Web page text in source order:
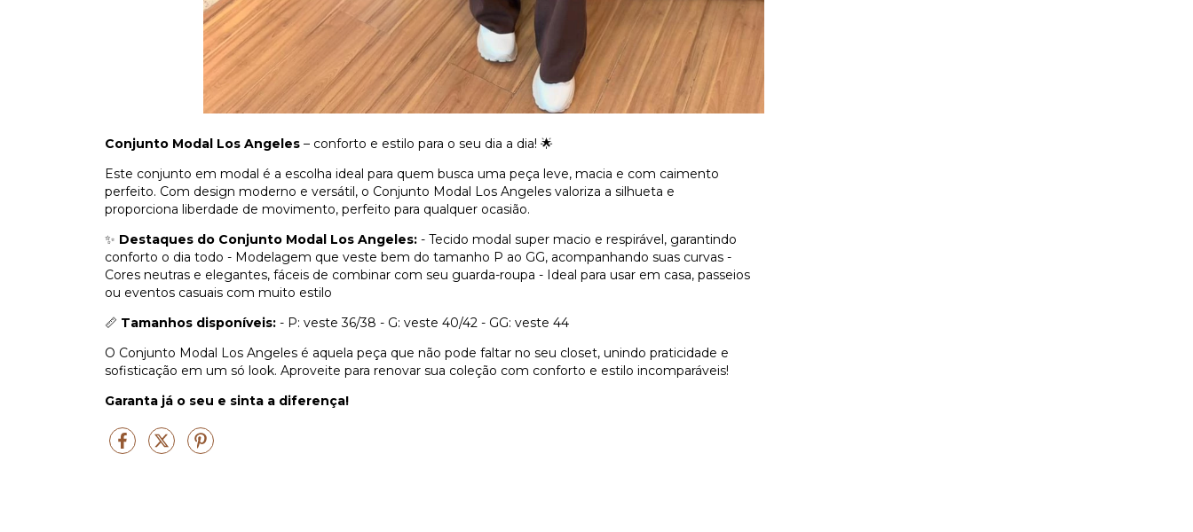
Conjunto Modal Los Angeles – conforto e estilo para o seu dia a dia! 🌟
Este conjunto em modal é a escolha ideal para quem busca uma peça leve, macia e com caimento
perfeito. Com design moderno e versátil, o Conjunto Modal Los Angeles valoriza a silhueta e
proporciona liberdade de movimento, perfeito para qualquer ocasião.
✨ Destaques do Conjunto Modal Los Angeles: - Tecido modal super macio e respirável, garantindo
conforto o dia todo - Modelagem que veste bem do tamanho P ao GG, acompanhando suas curvas -
Cores neutras e elegantes, fáceis de combinar com seu guarda-roupa - Ideal para usar em casa, passeios
ou eventos casuais com muito estilo
📏 Tamanhos disponíveis: - P: veste 36/38 - G: veste 40/42 - GG: veste 44
O Conjunto Modal Los Angeles é aquela peça que não pode faltar no seu closet, unindo praticidade e
sofisticação em um só look. Aproveite para renovar sua coleção com conforto e estilo incomparáveis!
Garanta já o seu e sinta a diferença!